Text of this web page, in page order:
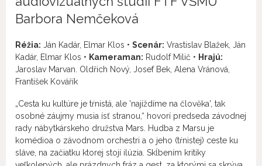
Barbora Nemčeková
Réžia: Ján Kadár, Elmar Klos • Scenár: Vrastislav Blažek, Ján
Kadár, Elmar Klos • Kameraman: Rudolf Milič • Hrajú:
Jaroslav Marvan. Oldřich Nový, Josef Bek, Alena Vránová,
František Kovářík
„Cesta ku kultúre je tŕnistá, ale 'najíždíme na člověka', tak
osobné záujmy musia ísť stranou,“ hovorí predseda závodnej
rady nábytkárskeho družstva Mars. Hudba z Marsu je
komédioa o závodnom orchestri a o jeho (tŕnistej) ceste ku
sláve, na začiatku ktorej stojí ilúzia. Skĺbením kritiky